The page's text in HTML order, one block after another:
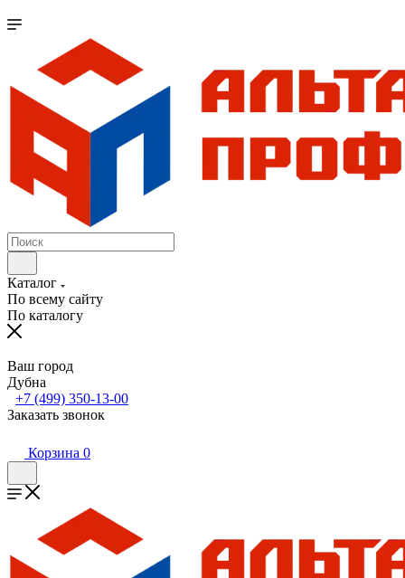
Каталог
По всему сайту
По каталогу
Ваш город
Дубна
+7 (499) 350-13-00
Заказать звонок
Корзина 0